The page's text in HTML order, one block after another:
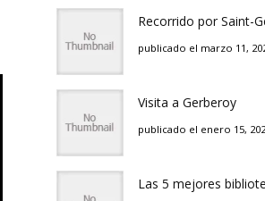
Recorrido por Saint-
publicado el marzo 11,
Visita a Gerberoy
publicado el enero 15,
Las 5 mejores